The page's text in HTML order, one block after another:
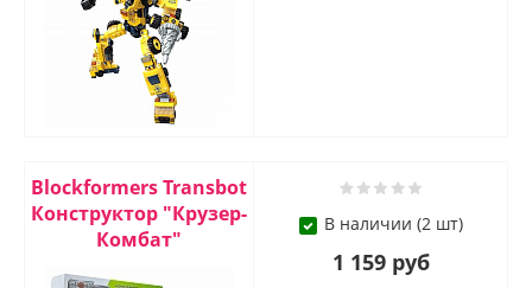
Blockformers Transbot
Конструктор "Крузер-
Комбат"
В наличии (2 шт)
1 159 руб